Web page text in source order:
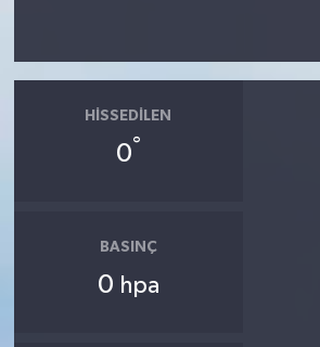
HISSEDILEN
0°
BASINÇ
0 hpa